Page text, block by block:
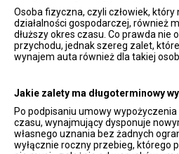
Osoba fizyczna, czyli człowiek, który
działalności gospodarczej, również
dłuższy okres czasu. Co prawda nie
przychodu, jednak szereg zalet,
wynajem auta również dla takiej
Jakie zalety ma długoterminowy
Po podpisaniu umowy wypożyczenia
czasu, wynajmujący dysponuje
własnego uznania bez żadnych
wyłącznie roczny przebieg, którego